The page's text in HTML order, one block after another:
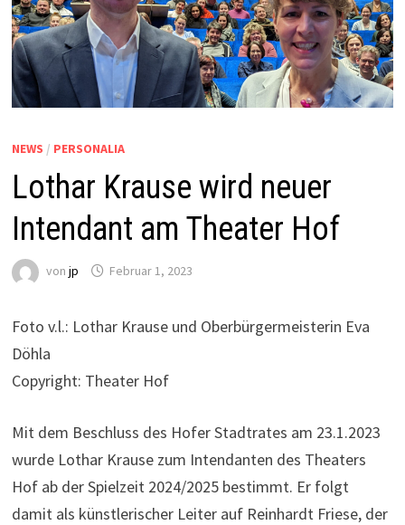
NEWS / PERSONALIA
Lothar Krause wird neuer
Intendant am Theater Hof
vonjp Februar 1, 2023
Foto v.l.: Lothar Krause und Oberbürgermeisterin Eva
Döhla
Copyright: Theater Hof
Mit dem Beschluss des Hofer Stadtrates am 23.1.2023
wurde Lothar Krause zum Intendanten des Theaters
Hof ab der Spielzeit 2024/2025 bestimmt. Er folgt
damit als künstlerischer Leiter auf Reinhardt Friese, der